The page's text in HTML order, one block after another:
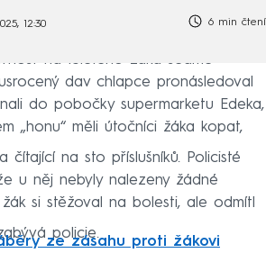
12:30 6 min čtení
na 13letého žáka sedmé
dav chlapce pronásledoval
do pobočky supermarketu Edeka,
„honu“ měli útočníci žáka kopat,
na sto příslušníků. Policisté
u něj nebyly nalezeny žádné
si stěžoval na bolesti, ale odmítl
policie.
ze zásahu proti žákovi